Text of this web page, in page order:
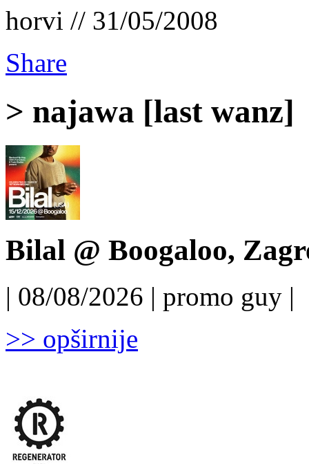
horvi // 31/05/2008
Share
> najawa [last wanz]
Bilal @ Boogaloo,
| 08/08/2026 | promo guy |
>> opširnije